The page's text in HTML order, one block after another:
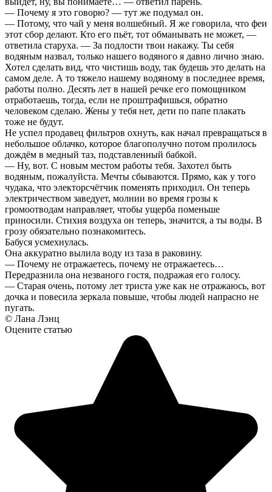
— Почему я это говорю? — тут же подумал он.
— Потому, что чай у меня волшебный. Я же говорила, что феи
этот сбор делают. Кто его пьёт, тот обманывать не может, —
ответила старуха. — За подлости твои накажу. Ты себя
водяным назвал, только нашего водяного я давно лично знаю.
Хотел сделать вид, что чистишь воду, так будешь это делать на
самом деле. А то тяжело нашему водяному в последнее время,
работы полно. Десять лет в нашей речке его помощником
отработаешь, тогда, если не проштрафишься, обратно
человеком сделаю. Жены у тебя нет, дети по папе плакать
тоже не будут.
Не успел продавец фильтров охнуть, как начал превращаться в
небольшое облачко, которое благополучно потом пролилось
дождём в медный таз, подставленный бабкой.
— Ну, вот. С новым местом работы тебя. Захотел быть
водяным, пожалуйста. Мечты сбываются. Прямо, как у того
чудака, что электорсчётчик поменять приходил. Он теперь
электричеством заведует, молнии во время грозы к
громоотводам направляет, чтобы ущерба поменьше
приносили. Стихия воздуха он теперь, значится, а ты воды. В
грозу обязательно познакомитесь.
Бабуся усмехнулась.
Она аккуратно вылила воду из таза в раковину.
— Почему не отражаетесь, почему не отражаетесь…
Передразнила она незваного гостя, подражая его голосу.
— Старая очень, потому лет триста уже как не отражаюсь, вот
дочка и повесила зеркала повыше, чтобы людей напрасно не
пугать.
© Лана Лэнц
Оцените статью